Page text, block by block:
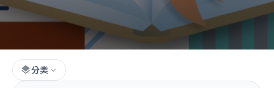
layers分类 expand_more